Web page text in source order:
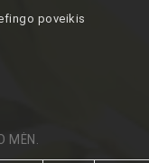
poveikis
MĖN.